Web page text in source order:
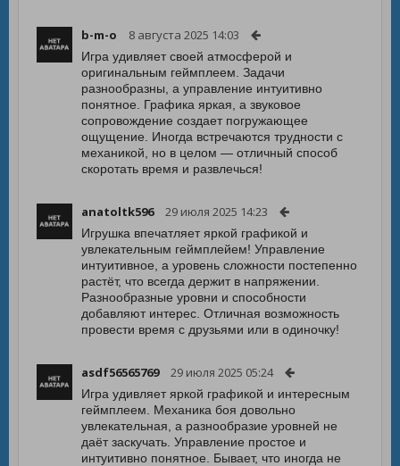
b-m-o 8 августа 2025 14:03
Игра удивляет своей атмосферой и
оригинальным геймплеем. Задачи
разнообразны, а управление интуитивно
понятное. Графика яркая, а звуковое
сопровождение создает погружающее
ощущение. Иногда встречаются трудности с
механикой, но в целом — отличный способ
скоротать время и развлечься!
anatoltk596 29 июля 2025 14:23
Игрушка впечатляет яркой графикой и
увлекательным геймплейем! Управление
интуитивное, а уровень сложности постепенно
растёт, что всегда держит в напряжении.
Разнообразные уровни и способности
добавляют интерес. Отличная возможность
провести время с друзьями или в одиночку!
asdf56565769 29 июля 2025 05:24
Игра удивляет яркой графикой и интересным
геймплеем. Механика боя довольно
увлекательная, а разнообразие уровней не
даёт заскучать. Управление простое и
интуитивно понятное. Бывает, что иногда не